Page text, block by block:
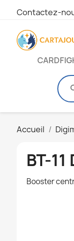
Contactez-
Accueil
BT-11
Booster